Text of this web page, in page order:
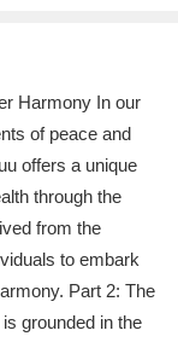
Harmony In our
of peace and
offers a unique
through the
from the
to embark
Part 2: The
grounded in the